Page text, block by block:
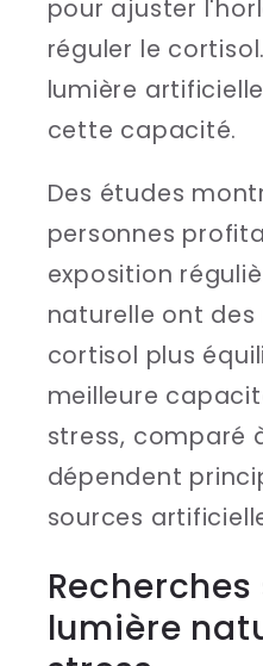
pour ajuster
réguler le
lumière
cette capacité.
Des études
personnes
exposition
naturelle ont des
cortisol plus
meilleure
stress, comparé
dépendent
sources
lumière